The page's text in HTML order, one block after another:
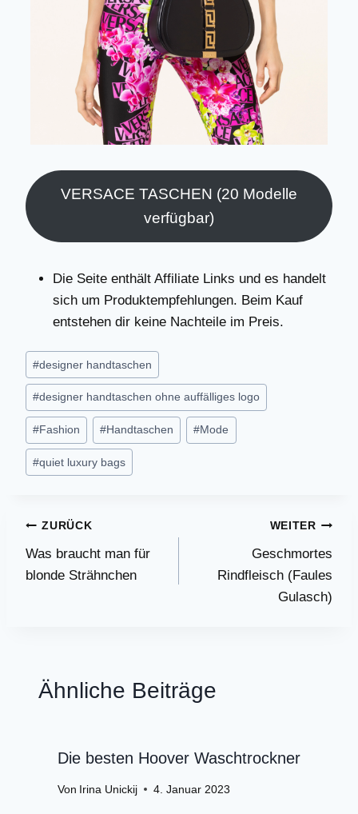
VERSACE TASCHEN (20 Modelle
verfügbar)
Die Seite enthält Affiliate Links und es handelt
sich um Produktempfehlungen. Beim Kauf
entstehen dir keine Nachteile im Preis.
Schlagworte:
#designer handtaschen
#designer handtaschen ohne auffälliges logo
#Fashion #Handtaschen #Mode
#quiet luxury bags
Beitragsnavigation
ZURÜCK
Was braucht man für
blonde Strähnchen
WEITER
Geschmortes
Rindfleisch (Faules
Gulasch)
Ähnliche Beiträge
Die besten Hoover Waschtrockner
Von Irina Unickij 4. Januar 2023